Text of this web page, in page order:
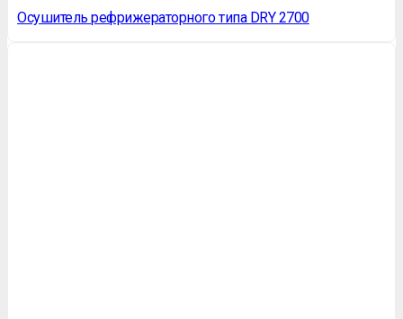
Осушитель рефрижераторного типа DRY 2700